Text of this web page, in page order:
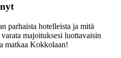
parhaista hotelleista ja mitä
majoituksesi luottavaisin
matkaa Kokkolaan!